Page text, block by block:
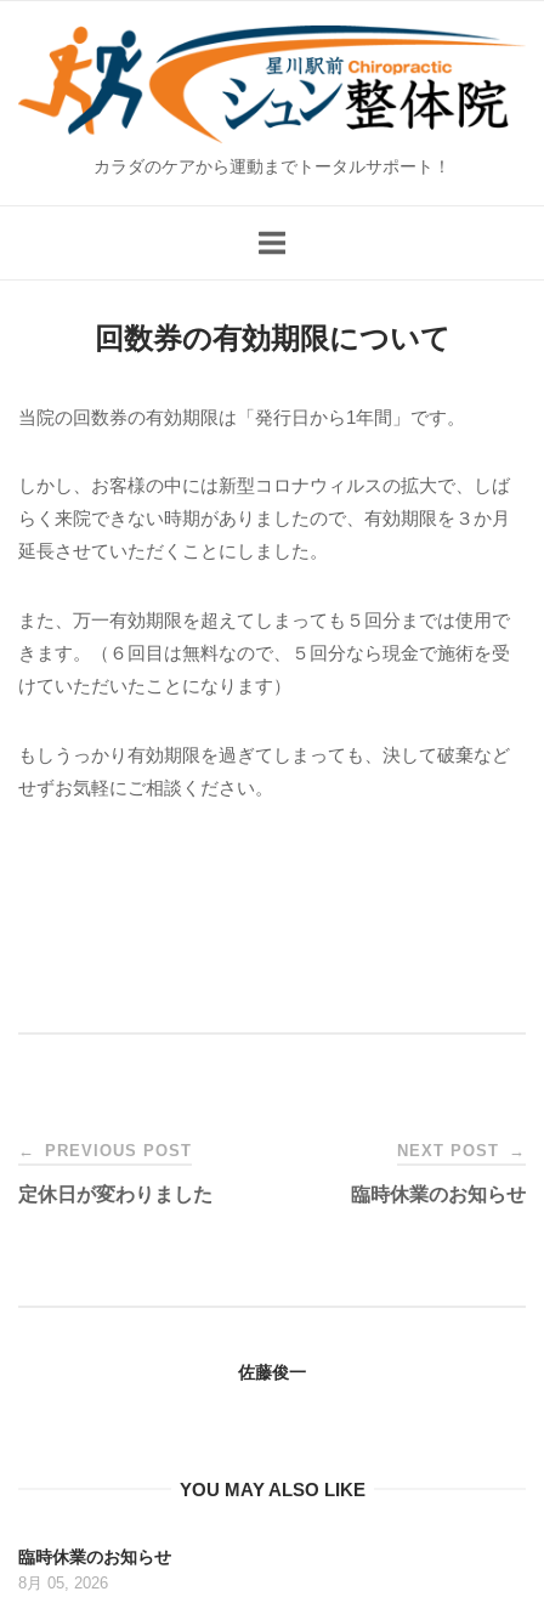
content
カラダのケアから運動までトータルサポート！
回数券の有効期限について
当院の回数券の有効期限は「発行日から1年間」です。
しかし、お客様の中には新型コロナウィルスの拡大で、しば
らく来院できない時期がありましたので、有効期限を３か月
延長させていただくことにしました。
また、万一有効期限を超えてしまっても５回分までは使用で
きます。（６回目は無料なので、５回分なら現金で施術を受
けていただいたことになります）
もしうっかり有効期限を過ぎてしまっても、決して破棄など
せずお気軽にご相談ください。
Post
navigation
← PREVIOUS POST
定休日が変わりました
NEXT POST →
臨時休業のお知らせ
佐藤俊一
YOU MAY ALSO LIKE
臨時休業のお知らせ
8月 05, 2026